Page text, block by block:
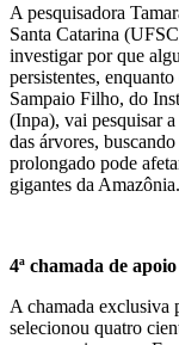
A pesquisadora
Santa Catarina
investigar por que
persistentes,
Sampaio Filho, do
(Inpa), vai pesquisar a
das árvores,
prolongado pode
gigantes da Amazônia.
4ª chamada de
A chamada exclusiva
selecionou quatro